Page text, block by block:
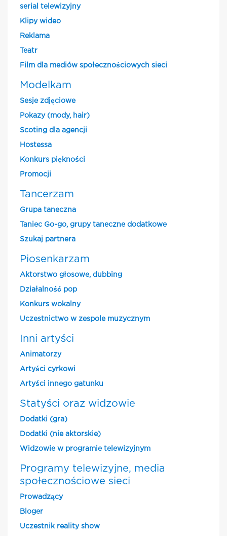
serial telewizyjny
Klipy wideo
Reklama
Teatr
Film dla mediów społecznościowych sieci
Modelkam
Sesje zdjęciowe
Pokazy (mody, hair)
Scoting dla agencji
Hostessa
Konkurs piękności
Promocji
Tancerzam
Grupa taneczna
Taniec Go-go, grupy taneczne dodatkowe
Szukaj partnera
Piosenkarzam
Aktorstwo głosowe, dubbing
Działalność pop
Konkurs wokalny
Uczestnictwo w zespole muzycznym
Inni artyści
Animatorzy
Artyści cyrkowi
Artyści innego gatunku
Statyści oraz widzowie
Dodatki (gra)
Dodatki (nie aktorskie)
Widzowie w programie telewizyjnym
Programy telewizyjne, media
społecznościowe sieci
Prowadzący
Bloger
Uczestnik reality show